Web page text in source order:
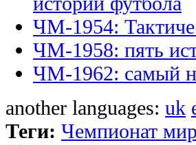
ЧМ-1954:
ЧМ-1958: пять
ЧМ-1962: самый
another languages: uk
Теги: Чемпионат